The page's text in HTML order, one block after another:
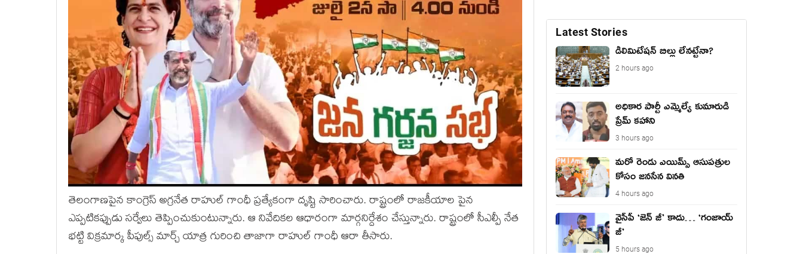
తెలంగాణపైన కాంగ్రెస్ అగ్రనేత రాహుల్ గాంధీ ప్రత్యేకంగా దృష్టి సారించారు. రాష్ట్రంలో రాజకీయాల పైన
ఎప్పటికప్పుడు సర్వేలు తెప్పించుకుంటున్నారు. ఆ నివేదికల ఆధారంగా మార్గనిర్దేశం చేస్తున్నారు. రాష్ట్రంలో సీఎల్పీ నేత
భట్టి విక్రమార్క పీపుల్స్ మార్చ్ యాత్ర గురించి తాజాగా రాహుల్ గాంధీ ఆరా తీసారు.
Latest Stories
డీలిమిటేషన్ బిల్లు లేన‌ట్టేనా?
2 hours ago
అధికార పార్టీ ఎమ్మెల్యే కుమారుడి
ప్రేమ్ కహాని
3 hours ago
మరో రెండు ఎయిమ్స్ ఆసుపత్రుల
కోసం జనసేన వినతి
4 hours ago
వైసీపీ ‘జెన్ జీ’ కాదు… ‘గంజాయ్
జీ’
5 hours ago